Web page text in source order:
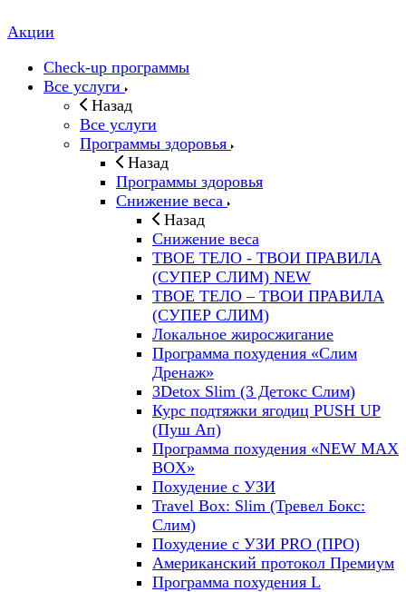
Акции
Check-up программы
Все услуги
Назад
Все услуги
Программы здоровья
Назад
Программы здоровья
Снижение веса
Назад
Снижение веса
ТВОЕ ТЕЛО - ТВОИ ПРАВИЛА
(СУПЕР СЛИМ) NEW
ТВОЕ ТЕЛО – ТВОИ ПРАВИЛА
(СУПЕР СЛИМ)
Локальное жиросжигание
Программа похудения «Слим
Дренаж»
3Detox Slim (3 Детокс Слим)
Курс подтяжки ягодиц PUSH UP
(Пуш Ап)
Программа похудения «NEW MAX
BOX»
Похудение с УЗИ
Travel Box: Slim (Тревел Бокс:
Слим)
Похудение с УЗИ PRO (ПРО)
Американский протокол Премиум
Программа похудения L